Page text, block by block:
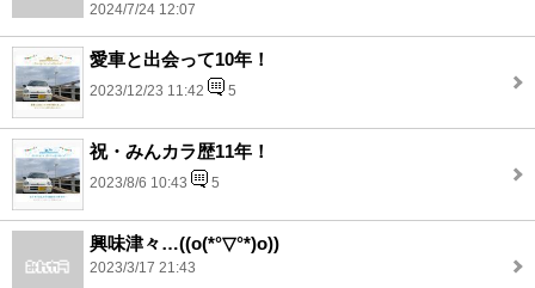
2024/7/24 12:07
愛車と出会って10年！
2023/12/23 11:42 5
祝・みんカラ歴11年！
2023/8/6 10:43 5
興味津々…((o(*°▽°*)o))
2023/3/17 21:43